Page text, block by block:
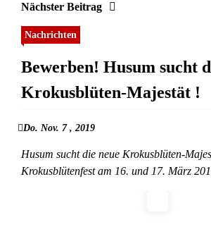
Nächster Beitrag
Nachrichten
Bewerben! Husum sucht
Krokusblüten-Majestät !
Do. Nov. 7 , 2019
Husum sucht die neue Krokusblüten-
Krokusblütenfest am 16. und 17. März